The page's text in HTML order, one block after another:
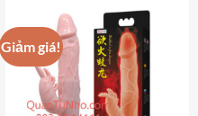
Giảm giá!